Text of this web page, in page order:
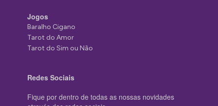
Jogos
Baralho Cigano
Tarot do Amor
Tarot do Sim ou Não
Redes Sociais
Fique por dentro de todas as nossas novidades